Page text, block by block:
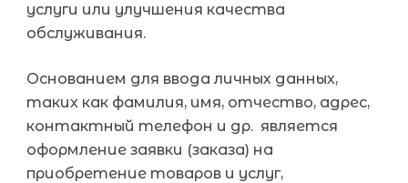
услуги или улучшения качества
обслуживания.
Основанием для ввода личных данных,
таких как фамилия, имя, отчество, адрес,
контактный телефон и др. является
оформление заявки (заказа) на
приобретение товаров и услуг,